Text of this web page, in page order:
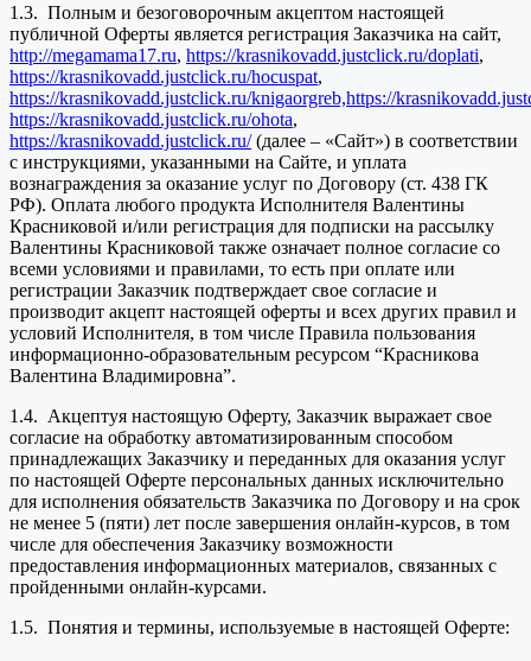
1.3. Полным и безоговорочным акцептом настоящей
публичной Оферты является регистрация Заказчика на сайт,
http://megamama17.ru, https://krasnikovadd.justclick.ru/doplati,
https://krasnikovadd.justclick.ru/hocuspat,
https://krasnikovadd.justclick.ru/knigaorgreb,https://
https://krasnikovadd.justclick.ru/ohota,
https://krasnikovadd.justclick.ru/(далее – «Сайт») в соответствии
с инструкциями, указанными на Сайте, и уплата
вознаграждения за оказание услуг по Договору (ст. 438 ГК
РФ). Оплата любого продукта Исполнителя Валентины
Красниковой и/или регистрация для подписки на рассылку
Валентины Красниковой также означает полное согласие со
всеми условиями и правилами, то есть при оплате или
регистрации Заказчик подтверждает свое согласие и
производит акцепт настоящей оферты и всех других правил и
условий Исполнителя, в том числе Правила пользования
информационно-образовательным ресурсом “Красникова
Валентина Владимировна”.
1.4. Акцептуя настоящую Оферту, Заказчик выражает свое
согласие на обработку автоматизированным способом
принадлежащих Заказчику и переданных для оказания услуг
по настоящей Оферте персональных данных исключительно
для исполнения обязательств Заказчика по Договору и на срок
не менее 5 (пяти) лет после завершения онлайн-курсов, в том
числе для обеспечения Заказчику возможности
предоставления информационных материалов, связанных с
пройденными онлайн-курсами.
1.5. Понятия и термины, используемые в настоящей Оферте: